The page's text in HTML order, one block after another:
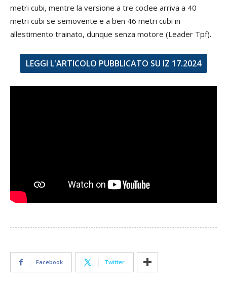
metri cubi, mentre la versione a tre coclee arriva a 40
metri cubi se semovente e a ben 46 metri cubi in
allestimento trainato, dunque senza motore (Leader Tpf).
LEGGI L'ARTICOLO PUBBLICATO SU IZ 17.2024
Facebook Twitter